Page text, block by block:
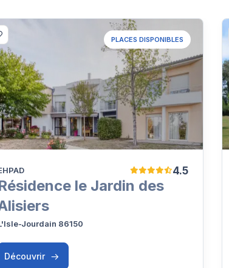
PLACES DISPONIBLES
4.5
le Jardin des
Jourdain 86150
Découvrir